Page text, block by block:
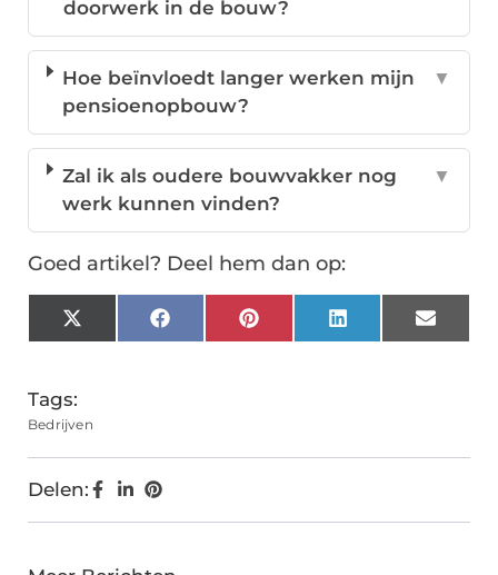
doorwerk in de bouw?
Hoe beïnvloedt langer werken mijn
pensioenopbouw?
▼
Zal ik als oudere bouwvakker nog
werk kunnen vinden?
▼
Goed artikel? Deel hem dan op:
X
(Twitter)
FacebookPinterestLinkedInEmail
Tags:
Bedrijven
Delen: